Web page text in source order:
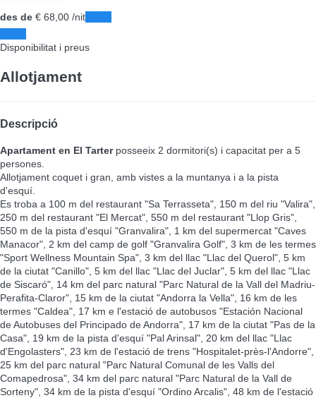
des de € 68, 00 /nit
Disponibilitat i preus
Allotjament
Descripció
Apartament en El Tarterposseeix 2 dormitori(s) i capacitat per a 5
persones.
Allotjament coquet i gran, amb vistes a la muntanya i a la pista
d'esquí.
Es troba a 100 m del restaurant "Sa Terrasseta", 150 m del riu "Valira",
250 m del restaurant "El Mercat", 550 m del restaurant "Llop Gris",
550 m de la pista d'esquí "Granvalira", 1 km del supermercat "Caves
Manacor", 2 km del camp de golf "Granvalira Golf", 3 km de les termes
"Sport Wellness Mountain Spa", 3 km del llac "Llac del Querol", 5 km
de la ciutat "Canillo", 5 km del llac "Llac del Juclar", 5 km del llac "Llac
de Siscaró", 14 km del parc natural "Parc Natural de la Vall del Madriu-
Perafita-Claror", 15 km de la ciutat "Andorra la Vella", 16 km de les
termes "Caldea", 17 km e l'estació de autobusos "Estación Nacional
de Autobuses del Principado de Andorra", 17 km de la ciutat "Pas de la
Casa", 19 km de la pista d'esquí "Pal Arinsal", 20 km del llac "Llac
d'Engolasters", 23 km de l'estació de trens "Hospitalet-près-l'Andorre",
25 km del parc natural "Parc Natural Comunal de les Valls del
Comapedrosa", 34 km del parc natural "Parc Natural de la Vall de
Sorteny", 34 km de la pista d'esquí "Ordino Arcalis", 48 km de l'estació